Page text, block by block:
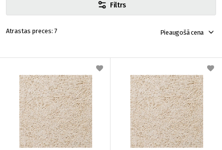
Filtrs
7 Pieaugošā cena